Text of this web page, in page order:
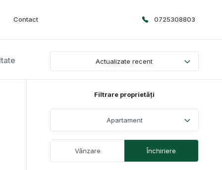
Contact 0725308803
Actualizate recent
Filtrare proprietăți
Apartament
Vânzare Închiriere